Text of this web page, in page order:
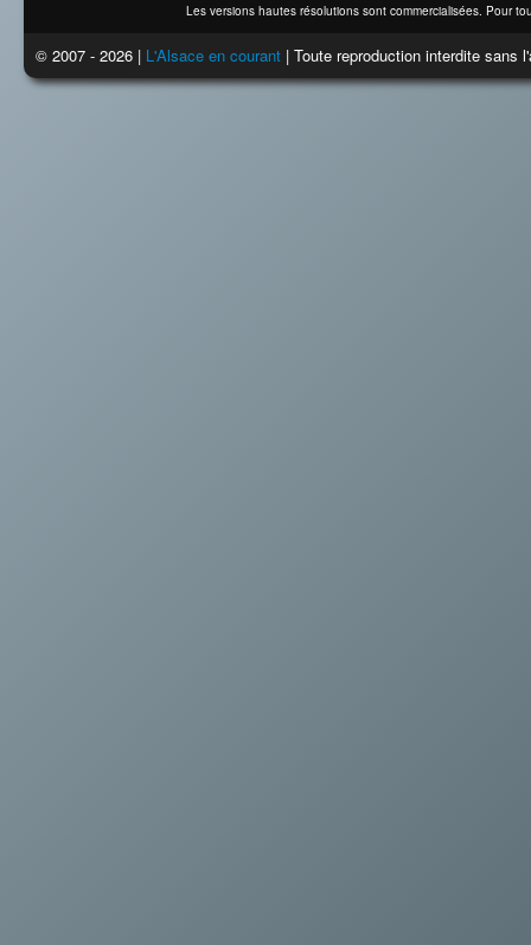
Les versions hautes résolutions sont commercialisées. Pour
© 2007 - 2026 | L'Alsace en courant | Toute reproduction interdite sans